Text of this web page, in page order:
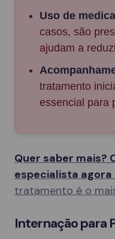
Uso de
casos, são
ajudam a
tratamento
essencial para
Quer saber mais?
especialista agora
tratamento é o
Internação para